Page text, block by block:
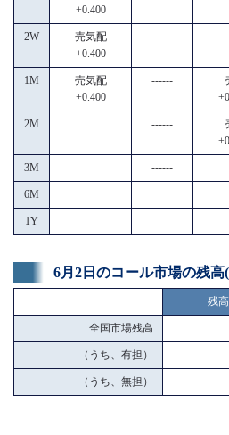
+0.400
2W
売気配
+0.400
1M
売気配
+0.400
------
2M ------
3M ------
6M
1Y
6月2日のコール市場の残高
残高
全国市場残高
（うち、有担）
（うち、無担）